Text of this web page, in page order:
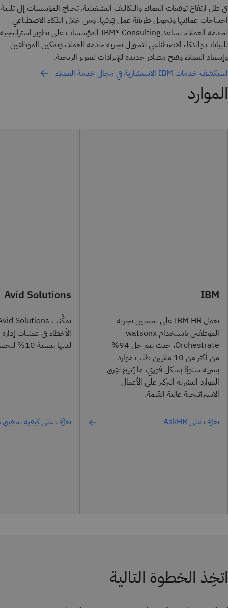
في ظل ارتفاع توقعات العملاء والتكاليف التشغيلية، تحتاج المؤسسات إلى تلبية
احتياجات عملائها وتحويل طريقة عمل فِرقها. ومن خلال الذكاء الاصطناعي
لخدمة العملاء، تساعد IBM® Consulting المؤسسات على تطوير استراتيجية
للبيانات والذكاء الاصطناعي لتحويل تجربة خدمة العملاء وتمكين الموظفين
وإسعاد العملاء وفتح مصادر جديدة للإيرادات لتعزيز الربحية.
استكشف خدمات IBM الاستشارية في مجال خدمة العملاء
الموارد
IBM
تعمل IBM HR على تحسين تجربة
الموظفين باستخدام watsonx
Orchestrate، حيث يتم حل 94%
من أكثر من 10 ملايين طلب موارد
بشرية سنويًا بشكل فوري، ما يُتيح لفِرق
الموارد البشرية التركيز على الأعمال
الاستراتيجية عالية القيمة.
تعرّف على AskHR
Avid Solutions
الأخطاء في عمليات
لديها بنسبة 10% لتحسين رضا العملاء.
تعرَّف على كيفية
اتخِذ الخطوة التالية